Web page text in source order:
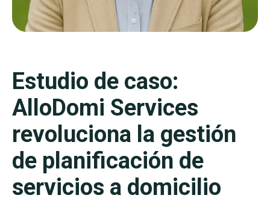
Estudio de caso:
AlloDomi Services
revoluciona la gestión
de planificación de
servicios a domicilio